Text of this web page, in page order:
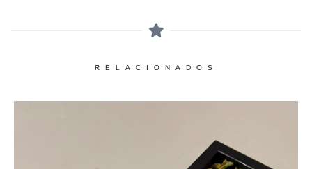
RELACIONADOS